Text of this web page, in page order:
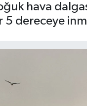
hava
5 dereceye